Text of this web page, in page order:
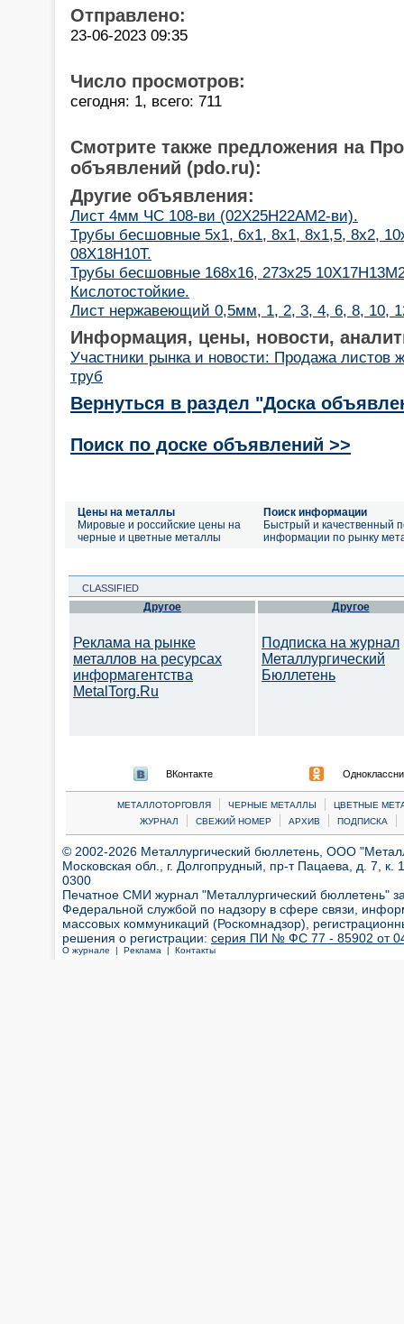
Отправлено:
23-06-2023 09:35
Число просмотров:
сегодня: 1, всего: 711
Смотрите также предложения на
объявлений (pdo.ru):
Другие объявления:
Лист 4мм ЧС 108-ви (02Х25Н22АМ2-ви).
Трубы бесшовные 5х1, 6х1, 8х1, 8х1,5, 8х2,
08Х18Н10Т.
Трубы бесшовные 168х16, 273х25
Кислотостойкие.
Лист нержавеющий 0,5мм, 1, 2, 3, 4, 6, 8, 10,
Информация, цены, новости,
Участники рынка и новости: Продажа листов
труб
Вернуться в раздел "Доска
Поиск по доске объявлений >>
Цены на металлы
Мировые и российские цены на
черные и цветные металлы
Поиск информации
Быстрый и качественный
информации по рынку
CLASSIFIED
Другое
Реклама на рынке
металлов на ресурсах
информагентства
MetalTorg.Ru
Другое
Подписка на журнал
Металлургический
Бюллетень
ВКонтакте
МЕТАЛЛОТОРГОВЛЯ | ЧЕРНЫЕ МЕТАЛЛЫ |
ЦВЕТНЫЕ
ЖУРНАЛ
| СВЕЖИЙ НОМЕР | АРХИВ | ПОДПИСКА |
© 2002-2026 Металлургический бюллетень, ООО
Московская обл., г. Долгопрудный, пр-т Пацаева, д. 7,
0300
Печатное СМИ журнал "Металлургический бюллетень"
Федеральной службой по надзору в сфере связи,
массовых коммуникаций (Роскомнадзор),
решения о регистрации: серия ПИ № ФС 77 - 85902 от 04
О журнале | Реклама | Контакты